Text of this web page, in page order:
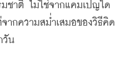
มชาติ ไม่ใช่จากแคมเปญใด
ากความสม่ำเสมอของวิธีคิด
วัน